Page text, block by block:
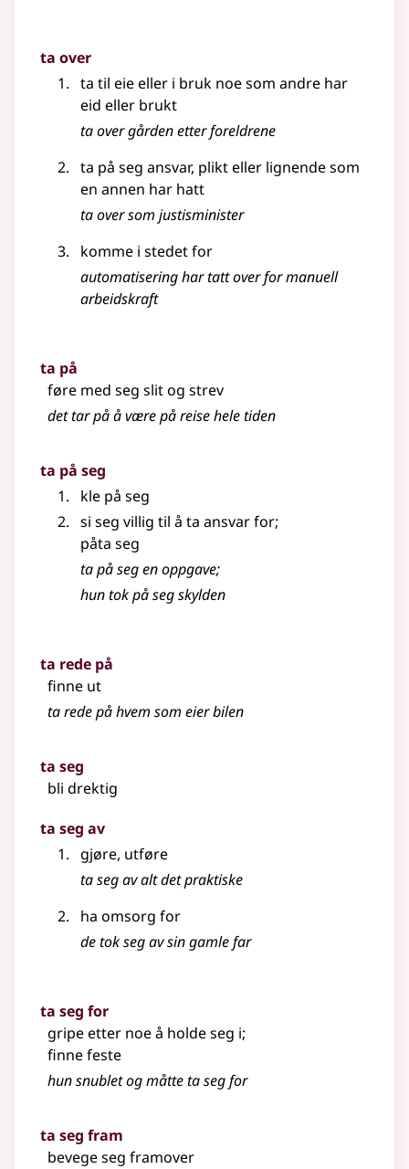
ta over
ta til eie eller i bruk noe som andre har
eid eller brukt
ta over gården etter foreldrene
ta på seg ansvar, plikteller lignendesom
en annen har hatt
ta over som justisminister
komme i stedet for
automatisering har tatt over for manuell
arbeidskraft
ta på
føre med seg slit og strev
det tar på å være på reise hele tiden
ta på seg
kle på seg
si seg villig til å ta ansvar for;
påta seg
ta på seg en oppgave;
hun tok på seg skylden
ta rede på
finne ut
ta rede på hvem som eier bilen
ta seg
bli drektig
ta seg av
gjøre, utføre
ta seg av alt det praktiske
ha omsorg for
de tok seg av sin gamle far
ta seg for
gripe etter noe å holde seg i;
finne feste
hun snublet og måtte ta seg for
ta seg fram
bevege seg framover